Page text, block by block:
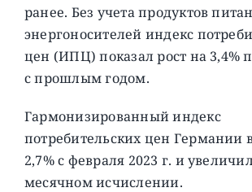
ранее. Без учета продуктов
энергоносителей индекс
цен (ИПЦ) показал рост на 3,4%
с прошлым годом.
Гармонизированный индекс
потребительских цен Германии
2,7% с февраля 2023 г. и
месячном исчислении.